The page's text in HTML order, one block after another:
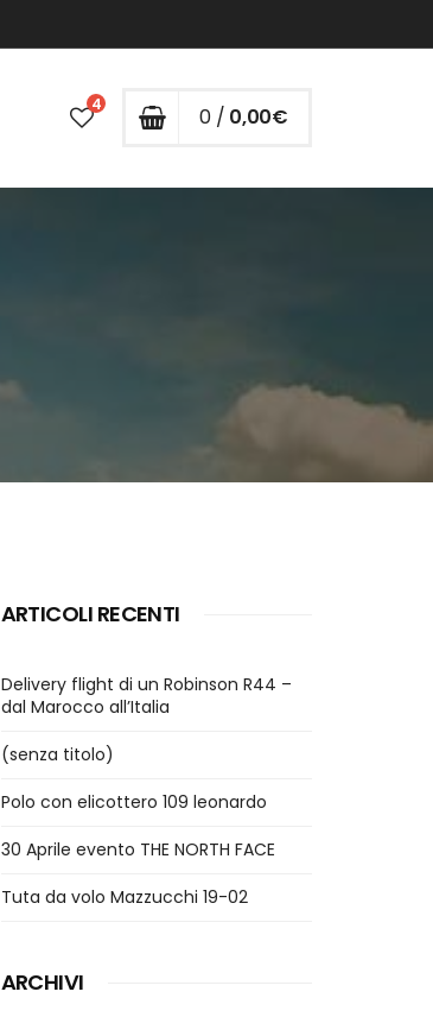
4 0 / 0,00€
ARTICOLI RECENTI
Delivery flight di un Robinson R44 –
dal Marocco all’Italia
(senza titolo)
Polo con elicottero 109 leonardo
30 Aprile evento THE NORTH FACE
Tuta da volo Mazzucchi 19-02
ARCHIVI